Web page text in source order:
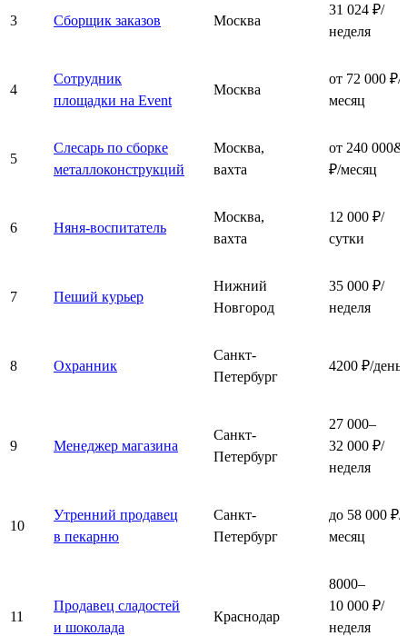
3 Сборщик заказов Москва
31 024 ₽/
неделя
4
Сотрудник
площадки на Event
Москва
от 72 000 ₽/
месяц
5
Слесарь по сборке
металлоконструкций
Москва,
вахта
от 240 000&
₽/месяц
6 Няня-воспитатель
Москва,
вахта
12 000 ₽/
сутки
7 Пеший курьер
Нижний
Новгород
35 000 ₽/
неделя
8 Охранник
Санкт-
Петербург
4200 ₽/день
9 Менеджер магазина
Санкт-
Петербург
27 000–
32 000 ₽/
неделя
10
Утренний продавец
в пекарню
Санкт-
Петербург
до 58 000 ₽/
месяц
11
Продавец сладостей
и шоколада
Краснодар
8000–
10 000 ₽/
неделя